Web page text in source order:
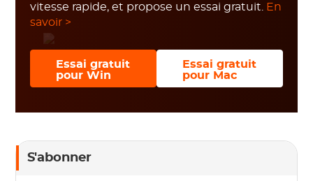
vitesse rapide, et propose un essai gratuit.
En
savoir >
Essai gratuit
pour Win
Essai gratuit
pour Mac
S'abonner